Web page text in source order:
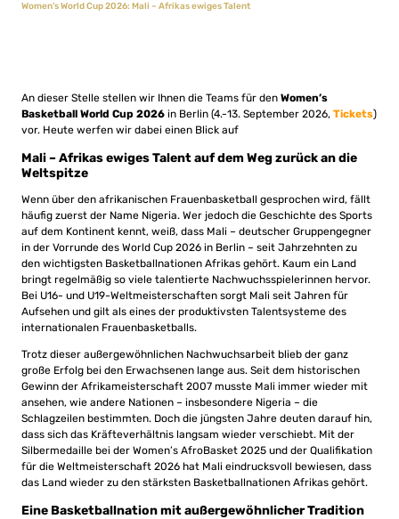
Women’s World Cup 2026: Mali – Afrikas ewiges Talent
An dieser Stelle stellen wir Ihnen die Teams für den Women’s
Basketball World Cup 2026 in Berlin (4.-13. September 2026, Tickets)
vor. Heute werfen wir dabei einen Blick auf
Mali – Afrikas ewiges Talent auf dem Weg zurück an die
Weltspitze
Wenn über den afrikanischen Frauenbasketball gesprochen wird, fällt
häufig zuerst der Name Nigeria. Wer jedoch die Geschichte des Sports
auf dem Kontinent kennt, weiß, dass Mali – deutscher Gruppengegner
in der Vorrunde des World Cup 2026 in Berlin – seit Jahrzehnten zu
den wichtigsten Basketballnationen Afrikas gehört. Kaum ein Land
bringt regelmäßig so viele talentierte Nachwuchsspielerinnen hervor.
Bei U16- und U19-Weltmeisterschaften sorgt Mali seit Jahren für
Aufsehen und gilt als eines der produktivsten Talentsysteme des
internationalen Frauenbasketballs.
Trotz dieser außergewöhnlichen Nachwuchsarbeit blieb der ganz
große Erfolg bei den Erwachsenen lange aus. Seit dem historischen
Gewinn der Afrikameisterschaft 2007 musste Mali immer wieder mit
ansehen, wie andere Nationen – insbesondere Nigeria – die
Schlagzeilen bestimmten. Doch die jüngsten Jahre deuten darauf hin,
dass sich das Kräfteverhältnis langsam wieder verschiebt. Mit der
Silbermedaille bei der Women’s AfroBasket 2025 und der Qualifikation
für die Weltmeisterschaft 2026 hat Mali eindrucksvoll bewiesen, dass
das Land wieder zu den stärksten Basketballnationen Afrikas gehört.
Eine Basketballnation mit außergewöhnlicher Tradition